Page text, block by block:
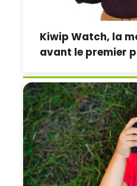
Kiwip Watch, la
avant le premier